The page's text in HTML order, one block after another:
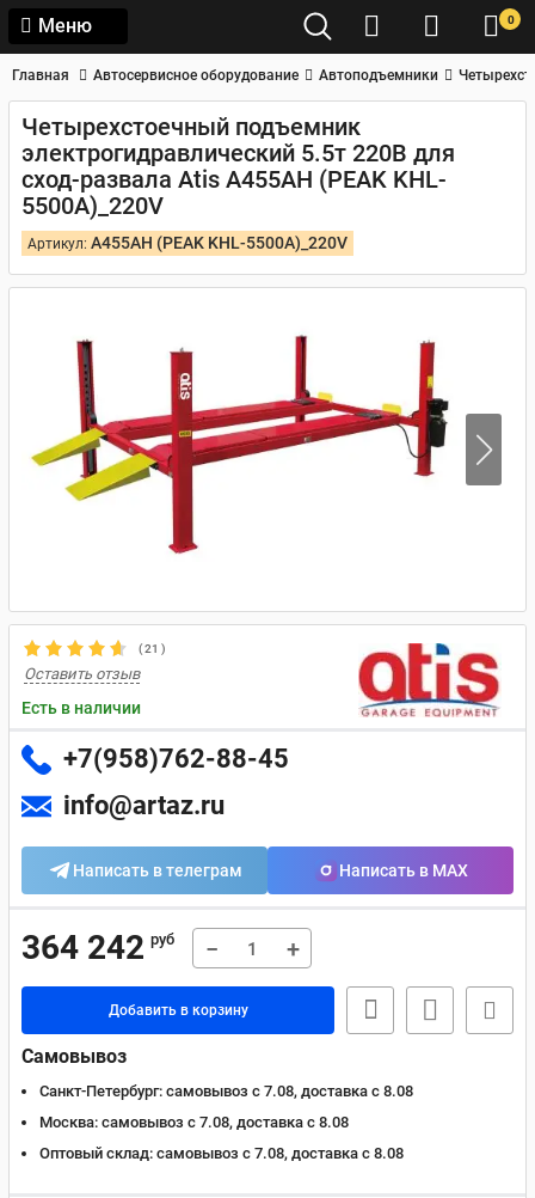
Меню 0
Главная Автосервисное оборудование Автоподъемники
Четырехстоечный подъемник
электрогидравлический 5.5т 220В для
сход-развала Atis A455AH (PEAK KHL-
5500A)_220V
Артикул: A455AH (PEAK KHL-5500A)_220V
(21 )
Оставить отзыв
Есть в наличии
+7(958)762-88-45
info@artaz.ru
Написать в телеграм Написать в MAX
364 242 руб − +
Добавить в корзину
Самовывоз
Санкт-Петербург: самовывоз с 7.08, доставка c 8.08
Москва: самовывоз с 7.08, доставка c 8.08
Оптовый склад: самовывоз с 7.08, доставка c 8.08